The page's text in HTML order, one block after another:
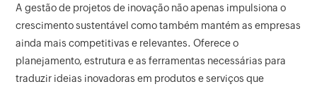
A gestão de projetos de inovação não apenas impulsiona o
crescimento sustentável como também mantém as empresas
ainda mais competitivas e relevantes. Oferece o
planejamento, estrutura e as ferramentas necessárias para
traduzir ideias inovadoras em produtos e serviços que